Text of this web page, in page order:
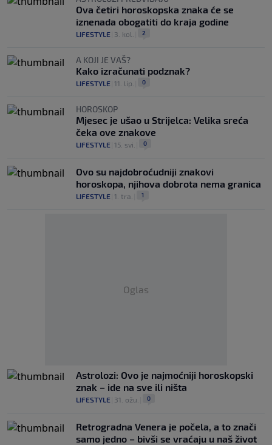
Ova četiri horoskopska znaka će se
iznenada obogatiti do kraja godine
LIFESTYLE 3. kol. 2
A KOJI JE VAŠ?
Kako izračunati podznak?
LIFESTYLE 11. lip. 0
HOROSKOP
Mjesec je ušao u Strijelca: Velika sreća
čeka ove znakove
LIFESTYLE 15. svi. 0
Ovo su najdobroćudniji znakovi
horoskopa, njihova dobrota nema granica
LIFESTYLE 1. tra. 1
Oglas
Astrolozi: Ovo je najmoćniji horoskopski
znak – ide na sve ili ništa
LIFESTYLE 31. ožu. 0
Retrogradna Venera je počela, a to znači
samo jedno – bivši se vraćaju u naš život